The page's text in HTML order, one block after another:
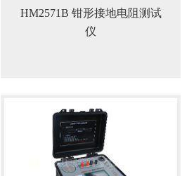
HM2571B 钳形接地电阻测试
仪